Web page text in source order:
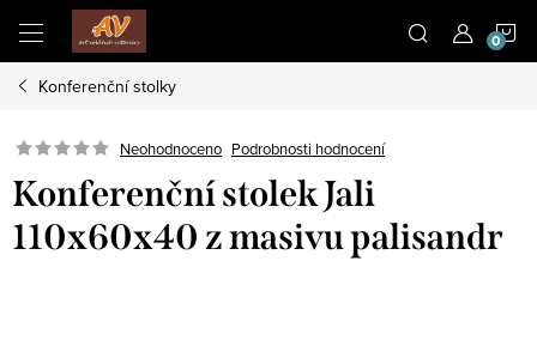
obsah
Konferenční stolky
Neohodnoceno Podrobnosti hodnocení
Konferenční stolek Jali
110x60x40 z masivu palisandr